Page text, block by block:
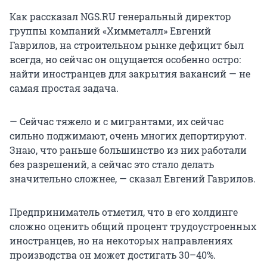
Как рассказал NGS.RU генеральный директор
группы компаний «Химметалл» Евгений
Гаврилов, на строительном рынке дефицит был
всегда, но сейчас он ощущается особенно остро:
найти иностранцев для закрытия вакансий — не
самая простая задача.
— Сейчас тяжело и с мигрантами, их сейчас
сильно поджимают, очень многих депортируют.
Знаю, что раньше большинство из них работали
без разрешений, а сейчас это стало делать
значительно сложнее, — сказал Евгений Гаврилов.
Предприниматель отметил, что в его холдинге
сложно оценить общий процент трудоустроенных
иностранцев, но на некоторых направлениях
производства он может достигать 30–40%.